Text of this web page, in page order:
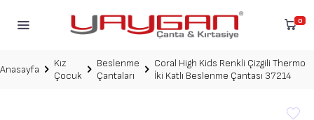
0
Anasayfa
Kız
Çocuk
Beslenme
Çantaları
Coral High Kids Renkli Çizgili Thermo
İki Katlı Beslenme Çantası 37214